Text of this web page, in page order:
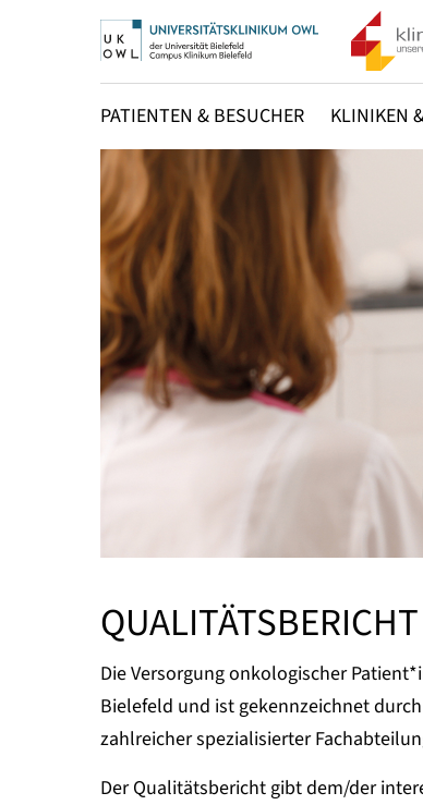
PATIENTEN & BESUCHER KLINIKEN
Die Versorgung onkologischer
Bielefeld und ist gekennzeichnet
zahlreicher spezialisierter
Der Qualitätsbericht gibt dem/der